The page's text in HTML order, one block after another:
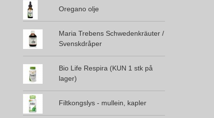
Oregano olje
Maria Trebens Schwedenkräuter /
Svenskdråper
Bio Life Respira (KUN 1 stk på
lager)
Filtkongslys - mullein, kapler